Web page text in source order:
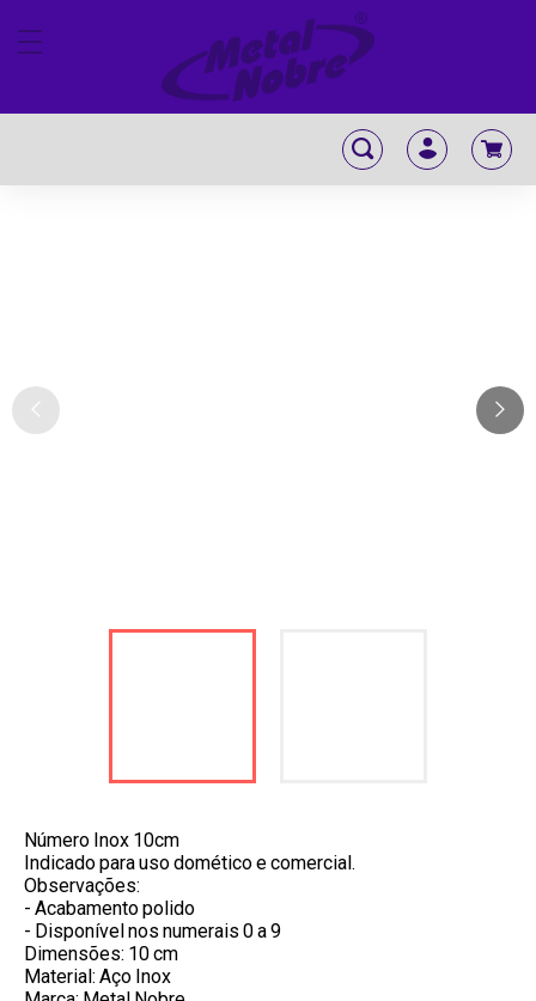
Número Inox 10cm
Indicado para uso domético e comercial.
Observações:
- Acabamento polido
- Disponível nos numerais 0 a 9
Dimensões: 10 cm
Material: Aço Inox